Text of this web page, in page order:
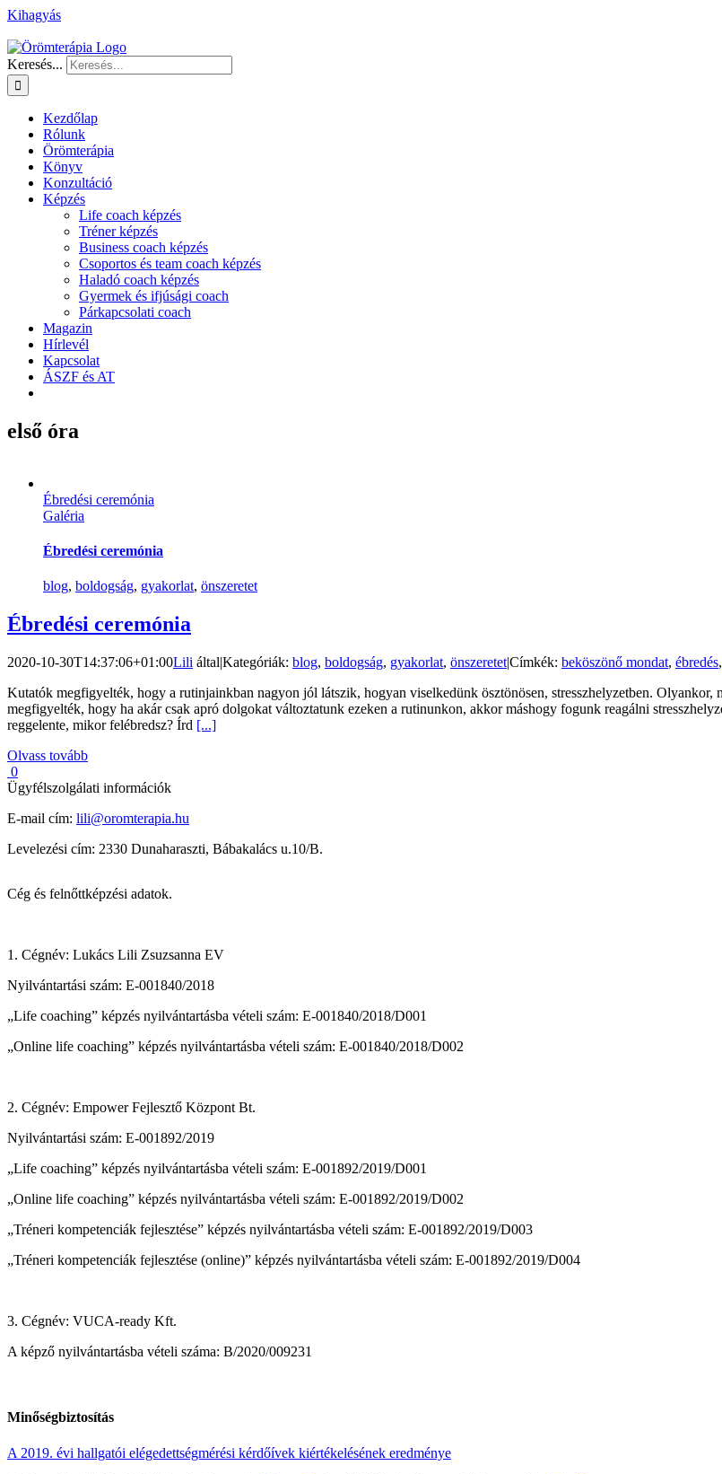
Kihagyás
Keresés...
Kezdőlap
Rólunk
Örömterápia
Könyv
Konzultáció
Képzés
Life coach képzés
Tréner képzés
Business coach képzés
Csoportos és team coach képzés
Haladó coach képzés
Gyermek és ifjúsági coach
Párkapcsolati coach
Magazin
Hírlevél
Kapcsolat
ÁSZF és AT
első óra
Ébredési ceremónia
Galéria
Ébredési ceremónia
blog, boldogság, gyakorlat, önszeretet
Ébredési ceremónia
2020-10-30T14:37:06+01:00Lili által|Kategóriák: blog, boldogság, gyakorlat, önszeretet|Címkék: beköszönő mondat, ébredés,
Kutatók megfigyelték, hogy a rutinjainkban nagyon jól látszik, hogyan viselkedünk ösztönösen, stresszhelyzetben.
megfigyelték, hogy ha akár csak apró dolgokat változtatunk ezeken a rutinunkon, akkor máshogy fogunk reagálni
reggelente, mikor felébredsz? Írd [...]
Olvass tovább
0
Ügyfélszolgálati információk
E-mail cím: lili@oromterapia.hu
Levelezési cím: 2330 Dunaharaszti, Bábakalács u.10/B.
Cég és felnőttképzési adatok.
1. Cégnév: Lukács Lili Zsuzsanna EV
Nyilvántartási szám: E-001840/2018
„Life coaching” képzés nyilvántartásba vételi szám: E-001840/2018/D001
„Online life coaching” képzés nyilvántartásba vételi szám: E-001840/2018/D002
2. Cégnév: Empower Fejlesztő Központ Bt.
Nyilvántartási szám: E-001892/2019
„Life coaching” képzés nyilvántartásba vételi szám: E-001892/2019/D001
„Online life coaching” képzés nyilvántartásba vételi szám: E-001892/2019/D002
„Tréneri kompetenciák fejlesztése” képzés nyilvántartásba vételi szám: E-001892/2019/D003
„Tréneri kompetenciák fejlesztése (online)” képzés nyilvántartásba vételi szám: E-001892/2019/D004
3. Cégnév: VUCA-ready Kft.
A képző nyilvántartásba vételi száma: B/2020/009231
Minőségbiztosítás
A 2019. évi hallgatói elégedettségmérési kérdőívek kiértékelésének eredménye